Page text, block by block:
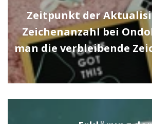
Zeitpunkt der
Zeichenanzahl bei
man die verbleibende